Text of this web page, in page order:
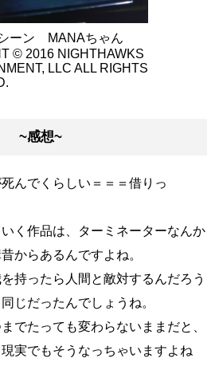
ーン MANAちゃん
© 2016 NIGHTHAWKS
LLC ALL RIGHTS
~感想~
んでくらしい＝＝＝借りっ
く作品は、ターミネーターなんか
からあるんですよね。
持ったら人間と敵対するんだろう
じだったんでしょうね。
でたっても変わらないままだと、
実でもそうなっちゃいますよね